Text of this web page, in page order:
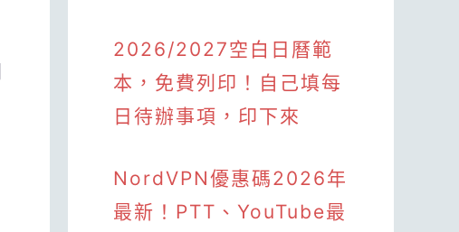
2026/2027空白日曆範
本，免費列印！自己填每
日待辦事項，印下來
NordVPN優惠碼2026年
最新！PTT、YouTube最